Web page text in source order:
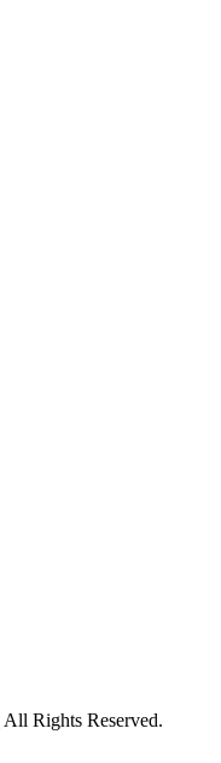
All Rights Reserved.